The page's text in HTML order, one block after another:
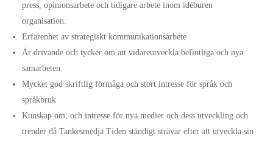
press, opinionsarbete och tidigare arbete inom idéburen
organisation.
Erfarenhet av strategiskt kommunikationsarbete
Är drivande och tycker om att vidareutveckla befintliga och nya
samarbeten.
Mycket god skriftlig förmåga och stort intresse för språk och
språkbruk
Kunskap om, och intresse för nya medier och dess utveckling och
trender då Tankesmedja Tiden ständigt strävar efter att utveckla sin